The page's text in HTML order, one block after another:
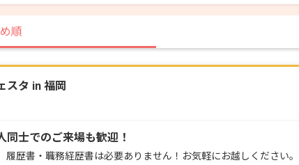
順
スタ in 福岡
士でのご来場も歓迎！
歴書・職務経歴書は必要ありません！お気軽にお越しください。